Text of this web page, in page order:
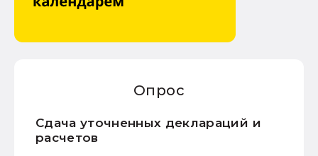
Опрос
Сдача уточненных деклараций и
расчетов